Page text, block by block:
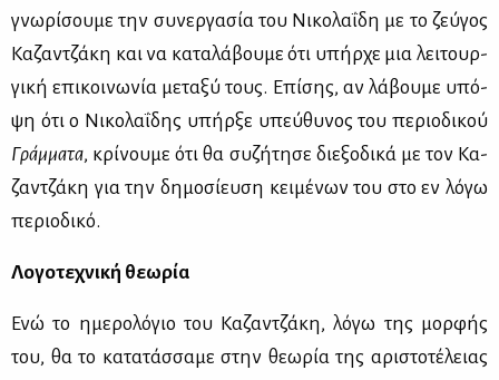
γνω­ρί­σου­με την συ­νερ­γα­σία του Νι­κο­λα­ΐ­δη με το ζεύ­γος
Κα­ζαν­τζά­κη και να κα­τα­λά­βου­με ότι υπήρ­χε μια λει­τουρ­
γι­κή επι­κοι­νω­νία με­τα­ξύ τους. Επί­σης, αν λά­βου­με υπό­
ψη ότι ο Νι­κο­λα­ΐ­δης υπήρ­ξε υπεύ­θυ­νος του πε­ριο­δι­κού
Γράμ­μα­τα, κρί­νου­με ότι θα συ­ζή­τη­σε διε­ξο­δι­κά με τον Κα­
ζαν­τζά­κη για την δη­μο­σί­ευ­ση κει­μέ­νων του στο εν λό­γω
πε­ριο­δι­κό.
Λο­γο­τε­χνι­κή θε­ω­ρία
Ενώ το ημε­ρο­λό­γιο του Κα­ζαν­τζά­κη, λό­γω της μορ­φής
του, θα το κα­τα­τάσ­σα­με στην θε­ω­ρία της αρι­στο­τέ­λειας